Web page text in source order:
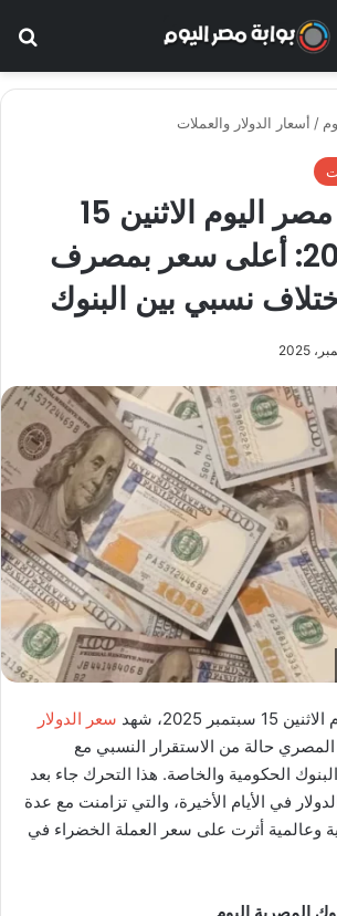
/ أسعار الدولار والعملات
الدولار في مصر اليوم الاثنين 15
سبتمبر 2025: أعلى سعر بمصرف
نسبي بين البنوك
2025، شهد
سعر الدولار
المصري حالة من الاستقرار النسبي مع
الحكومية والخاصة. هذا التحرك جاء بعد
في الأيام الأخيرة، والتي تزامنت مع عدة
وعالمية أثرت على سعر العملة الخضراء في
المصرية اليوم